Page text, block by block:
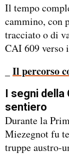
Il tempo
cammino, con
tracciato o di
CAI 609 verso
Il percorso
I segni
sentiero
Durante la
Miezegnot fu
truppe austro-